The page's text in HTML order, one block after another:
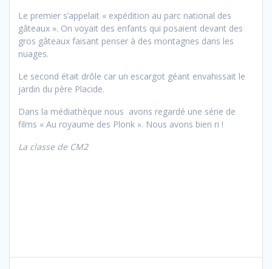
Le premier s’appelait « expédition au parc national des
gâteaux ». On voyait des enfants qui posaient devant des
gros gâteaux faisant penser à des montagnes dans les
nuages.
Le second était drôle car un escargot géant envahissait le
jardin du père Placide.
Dans la médiathèque nous avons regardé une série de
films « Au royaume des Plonk ». Nous avons bien ri !
La classe de CM2